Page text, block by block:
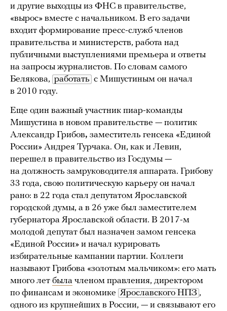
и другие выходцы из ФНС в правительстве,
«вырос» вместе с начальником. В его задачи
входит формирование пресс-служб членов
правительства и министерств, работа над
публичными выступлениями премьера и ответы
на запросы журналистов. По словам самого
Белякова, работать с Мишустиным он начал
в 2010 году.
Еще один важный участник пиар-команды
Мишустина в новом правительстве — политик
Александр Грибов, заместитель генсека «Единой
России» Андрея Турчака. Он, как и Левин,
перешел в правительство из Госдумы —
на должность замруководителя аппарата. Грибову
33 года, свою политическую карьеру он начал
рано: в 22 года стал депутатом Ярославской
городской думы, а в 26 уже был заместителем
губернатора Ярославской области. В 2017-м
молодой депутат был назначен замом генсека
«Единой России» и начал курировать
избирательные кампании партии. Коллеги
называют Грибова «золотым мальчиком»: его мать
много лет была членом правления, директором
по финансам и экономике Ярославского НПЗ ,
одного из крупнейших в России, — и связывают его